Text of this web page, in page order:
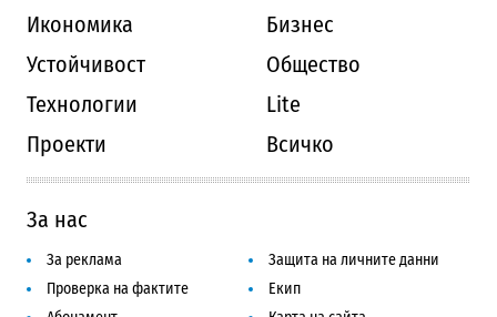
Икономика
Бизнес
Устойчивост
Общество
Технологии
Lite
Проекти
Всичко
За нас
За реклама
Защита на личните данни
Проверка на фактите
Екип